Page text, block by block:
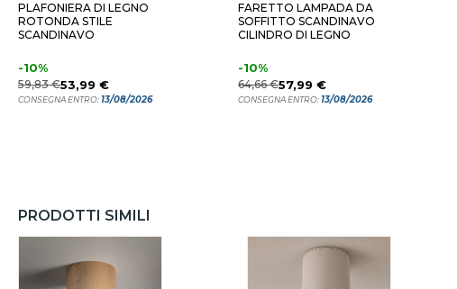
PLAFONIERA DI LEGNO
ROTONDA STILE
SCANDINAVO
-10%
59,83 €53,99 €
CONSEGNA ENTRO:13/08/2026
FARETTO LAMPADA DA
SOFFITTO SCANDINAVO
CILINDRO DI LEGNO
-10%
64,66 €57,99 €
CONSEGNA ENTRO:13/08/2026
PRODOTTI SIMILI